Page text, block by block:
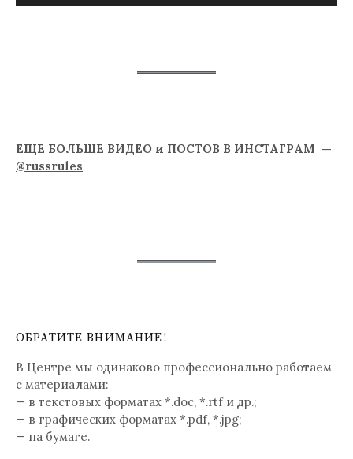
ЕЩЕ БОЛЬШЕ ВИДЕО и ПОСТОВ В ИНСТАГРАМ —
@russrules
ОБРАТИТЕ ВНИМАНИЕ!
В Центре мы одинаково профессионально работаем
с материалами:
— в текстовых форматах *.doc, *.rtf и др.;
— в графических форматах *.pdf, *.jpg;
— на бумаге.